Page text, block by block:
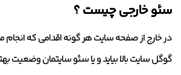
سئو خارجی چیست ؟
در خارج از صفحه سایت هر گونه اقدامی که انجام
گوگل سایت بالا بیاید و یا سئو سایتمان وضعیت